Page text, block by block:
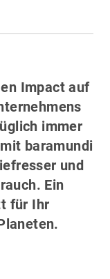
Impact auf
immer
baramundi
und
Ein
für Ihr